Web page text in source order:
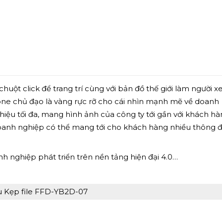
click để trang trí cùng với bản đồ thế giới làm người
chủ đạo là vàng rực rỡ cho cái nhìn mạnh mẽ về doanh
tối đa, mang hình ảnh của công ty tới gần với khách
nghiệp có thể mang tới cho khách hàng nhiều thông
nghiệp phát triển trên nền tảng hiện đại 4.0…
Kẹp file FFD-YB2D-07